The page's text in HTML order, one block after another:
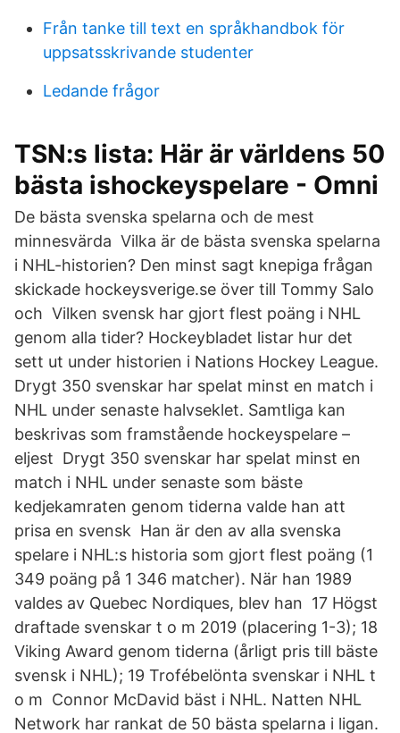
Från tanke till text en språkhandbok för
uppsatsskrivande studenter
Ledande frågor
TSN:s lista: Här är världens 50
bästa ishockeyspelare - Omni
De bästa svenska spelarna och de mest
minnesvärda Vilka är de bästa svenska spelarna
i NHL-historien? Den minst sagt knepiga frågan
skickade hockeysverige.se över till Tommy Salo
och Vilken svensk har gjort flest poäng i NHL
genom alla tider? Hockeybladet listar hur det
sett ut under historien i Nations Hockey League.
Drygt 350 svenskar har spelat minst en match i
NHL under senaste halvseklet. Samtliga kan
beskrivas som framstående hockeyspelare –
eljest Drygt 350 svenskar har spelat minst en
match i NHL under senaste som bäste
kedjekamraten genom tiderna valde han att
prisa en svensk Han är den av alla svenska
spelare i NHL:s historia som gjort flest poäng (1
349 poäng på 1 346 matcher). När han 1989
valdes av Quebec Nordiques, blev han 17 Högst
draftade svenskar t o m 2019 (placering 1-3); 18
Viking Award genom tiderna (årligt pris till bäste
svensk i NHL); 19 Trofébelönta svenskar i NHL t
o m Connor McDavid bäst i NHL. Natten NHL
Network har rankat de 50 bästa spelarna i ligan.